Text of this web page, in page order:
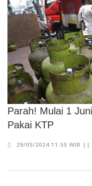
Parah! Mulai 1
Pakai KTP
29/05/2024 11:55 WIB ||